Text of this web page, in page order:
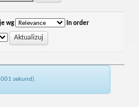
wg In order
sekund).